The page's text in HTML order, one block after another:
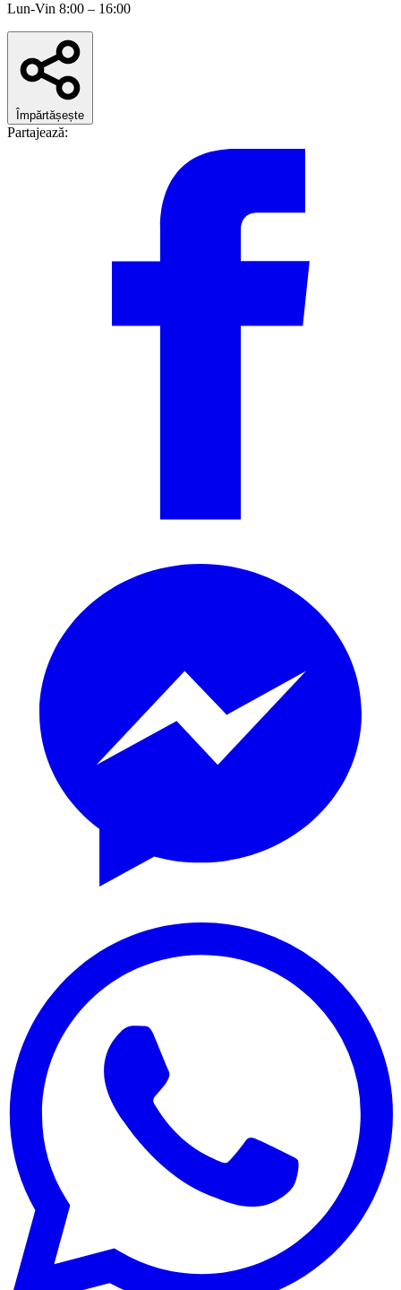
Lun-Vin 8:00 – 16:00
Împărtășește
Partajează: